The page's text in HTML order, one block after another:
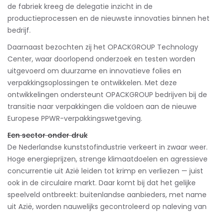
de fabriek kreeg de delegatie inzicht in de
productieprocessen en de nieuwste innovaties binnen het
bedrijf.
Daarnaast bezochten zij het OPACKGROUP Technology
Center, waar doorlopend onderzoek en testen worden
uitgevoerd om duurzame en innovatieve folies en
verpakkingsoplossingen te ontwikkelen. Met deze
ontwikkelingen ondersteunt OPACKGROUP bedrijven bij de
transitie naar verpakkingen die voldoen aan de nieuwe
Europese PPWR-verpakkingswetgeving.
Een sector onder druk
De Nederlandse kunststofindustrie verkeert in zwaar weer.
Hoge energieprijzen, strenge klimaatdoelen en agressieve
concurrentie uit Azië leiden tot krimp en verliezen — juist
ook in de circulaire markt. Daar komt bij dat het gelijke
speelveld ontbreekt: buitenlandse aanbieders, met name
uit Azië, worden nauwelijks gecontroleerd op naleving van